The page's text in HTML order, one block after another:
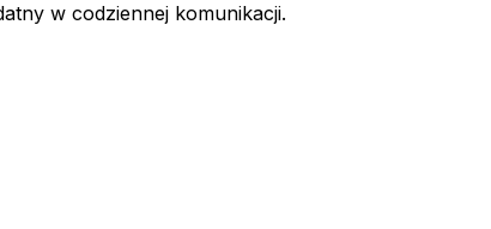
w codziennej komunikacji.